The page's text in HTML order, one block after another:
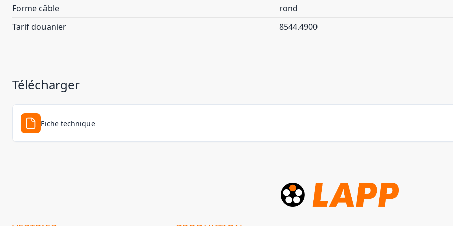
Forme câble
rond
Tarif douanier
8544.4900
Télécharger
Fiche technique